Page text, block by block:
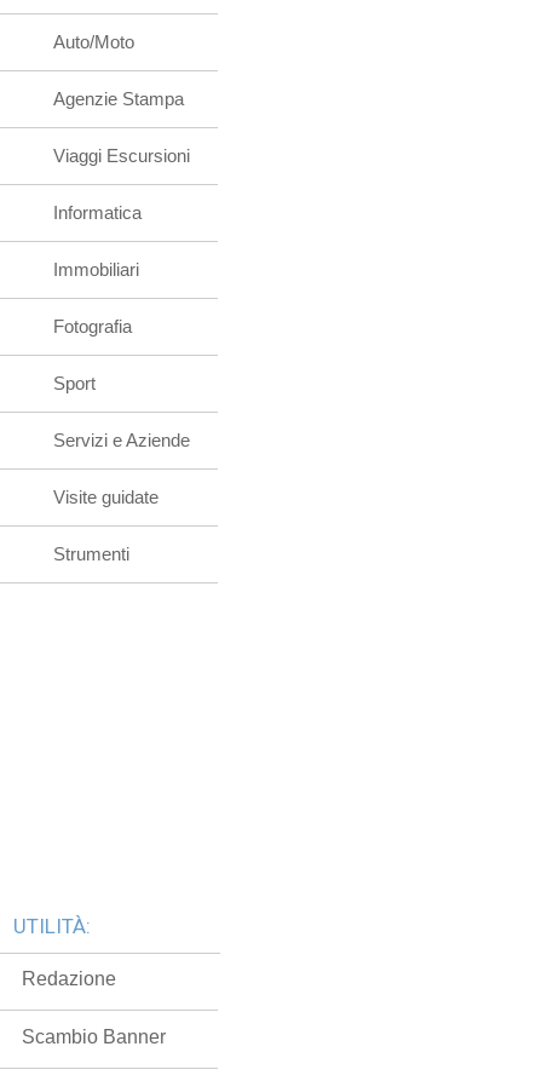
Auto/Moto
Agenzie Stampa
Viaggi Escursioni
Informatica
Immobiliari
Fotografia
Sport
Servizi e Aziende
Visite guidate
Strumenti
UTILITÀ:
Redazione
Scambio Banner